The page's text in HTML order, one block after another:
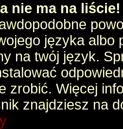
nie ma na liście!
języka albo
na twój język.
zrobić. Więcej
znajdziesz na